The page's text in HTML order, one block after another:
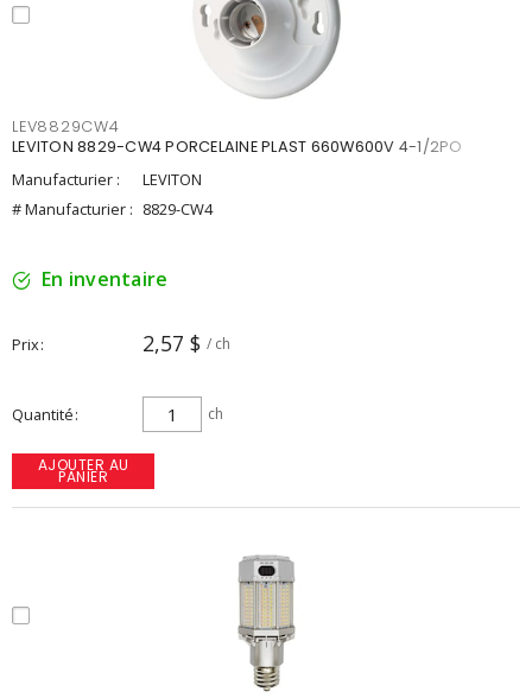
LEV8829CW4
LEVITON 8829-CW4 PORCELAINE PLAST 660W600V 4-1/2PO
Manufacturier :
LEVITON
# Manufacturier : 8829-CW4
En inventaire
Prix 2,57 $ / ch
Quantité ch
AJOUTER AU
PANIER